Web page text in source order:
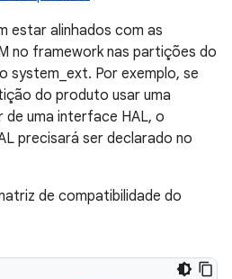
estar alinhados com as
no framework nas partições do
system_ext. Por exemplo, se
do produto usar uma
uma interface HAL, o
precisará ser declarado no
de compatibilidade do